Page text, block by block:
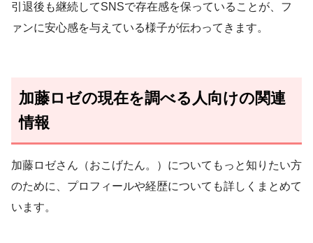
引退後も継続してSNSで存在感を保っていることが、フ
ァンに安心感を与えている様子が伝わってきます。
加藤ロゼの現在を調べる人向けの関連
情報
加藤ロゼさん（おこげたん。）についてもっと知りたい方
のために、プロフィールや経歴についても詳しくまとめて
います。